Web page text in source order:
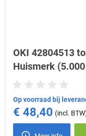
OKI 42804513
Huismerk
Op voorraad bij
€ 48,40